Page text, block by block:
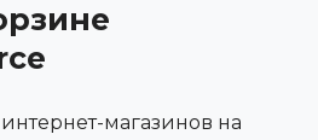
магазинов на